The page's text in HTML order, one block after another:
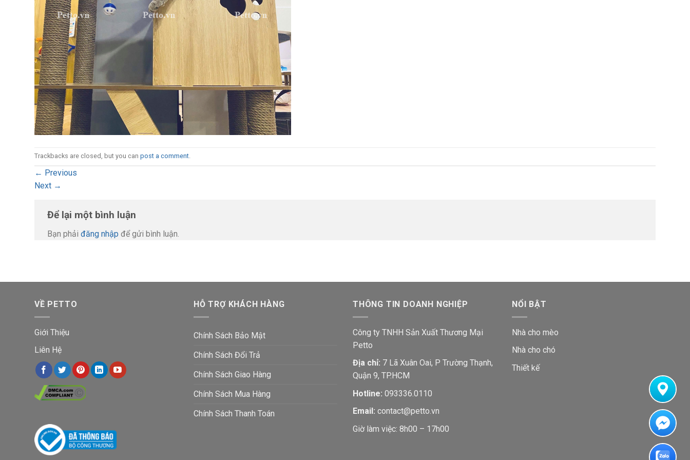
Trackbacks are closed, but you can post a comment
← Previous
Next →
Để lại một bình luận
Bạn phải đăng nhập để gửi bình luận.
VỀ PETTO
Giới Thiệu
Liên Hệ
HỖ TRỢ KHÁCH HÀNG
Chính Sách Bảo Mật
Chính Sách Đổi Trả
Chính Sách Giao Hàng
Chính Sách Mua Hàng
Chính Sách Thanh Toán
THÔNG TIN DOANH NGHIỆP
Công ty TNHH Sản Xuất Thương Mại
Petto
Địa chỉ: 7 Lã Xuân Oai, P Trường Thạnh,
Quận 9, TP.HCM
Hotline: 093336.0110
Email: contact@petto.vn
Giờ làm việc: 8h00 – 17h00
NỔI BẬT
Nhà cho mèo
Nhà cho chó
Thiết kế